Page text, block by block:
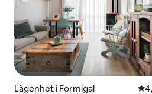
Lägenhet i Formigal